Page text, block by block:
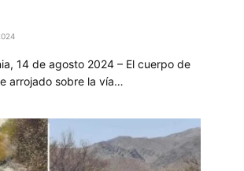
14 de agosto 2024 – El cuerpo de
arrojado sobre la vía…